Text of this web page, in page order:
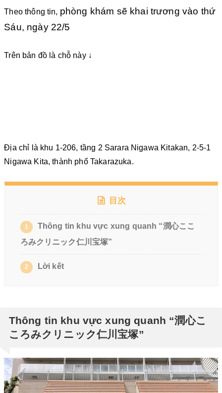
Theo thông tin, phòng khám sẽ khai trương vào thứ
Sáu, ngày 22/5
Trên bản đồ là chỗ này ↓
Địa chỉ là khu 1-206, tầng 2 Sarara Nigawa Kitakan, 2-5-1
Nigawa Kita, thành phố Takarazuka.
目次
1
Thông tin khu vực xung quanh “潤心ここ
ろみクリニック仁川宝塚”
2 Lời kết
Thông tin khu vực xung quanh “潤心こ
ころみクリニック仁川宝塚”